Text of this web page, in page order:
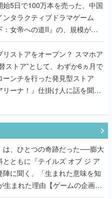
始5日で100万本を売った、中国
ンタラクティブドラマゲーム
：女帝への道II』の、規模が違
をプロデューサーに聞いた
トアをオープン？ スマホア
ストア”として、わずか6ヵ月で
ーンチを行った発見型ストア
リーナ！』仕掛け人に話を聞い
は、ひとつの奇跡だった──膨大
とともに『テイルズ オブ ジ ア
陣に聞く、「生まれた意味を知
生まれた理由【ゲームの企画